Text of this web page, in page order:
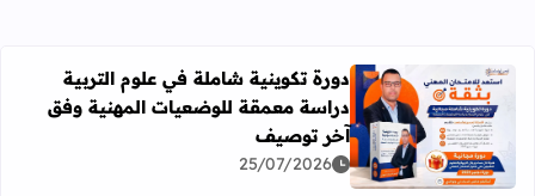
اقرأ المزيد عن دورة تكوينية شاملة في علوم التربية
دورة تكوينية شاملة في علوم التربية
دراسة معمقة للوضعيات المهنية وفق
آخر توصيف
25/07/2026